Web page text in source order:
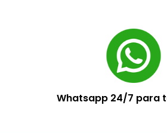
Whatsapp 24/7 para